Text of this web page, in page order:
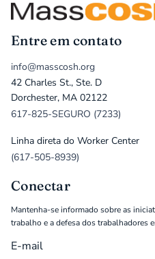
Entre em contato
info@masscosh.org
42 Charles St., Ste. D
Dorchester, MA 02122
617-825-SEGURO (7233)
Linha direta do Worker Center
(617-505-8939)
Conectar
Mantenha-se informado sobre as
trabalho e a defesa dos trabalhadores
E-mail